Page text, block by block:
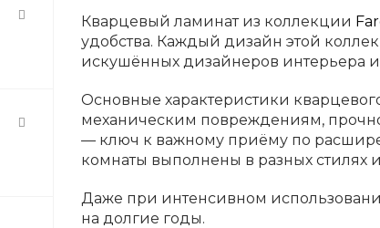
Кварцевый ламинат из коллекции
удобства. Каждый дизайн этой
искушённых дизайнеров интерьера
Основные характеристики
механическим повреждениям,
— ключ к важному приёму по
комнаты выполнены в разных стилях
Даже при интенсивном
на долгие годы.